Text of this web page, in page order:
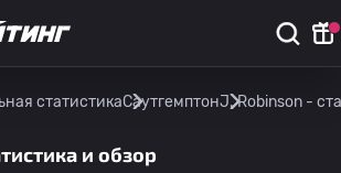
статистикаСаутгемптонJ. Robinson -
и обзор